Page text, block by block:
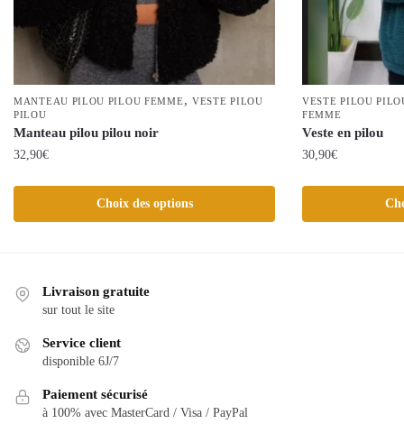
MANTEAU PILOU PILOU FEMME, VESTE PILOU
PILOU
Manteau pilou pilou noir
32,90€
Choix des options
Ce
Les
options
peuvent
sur
VESTE PILOU
FEMME
Veste en pilou
30,90€
Ce
Livraison gratuite
sur tout le site
Service client
disponible 6J/7
Paiement sécurisé
à 100% avec MasterCard / Visa / PayPal